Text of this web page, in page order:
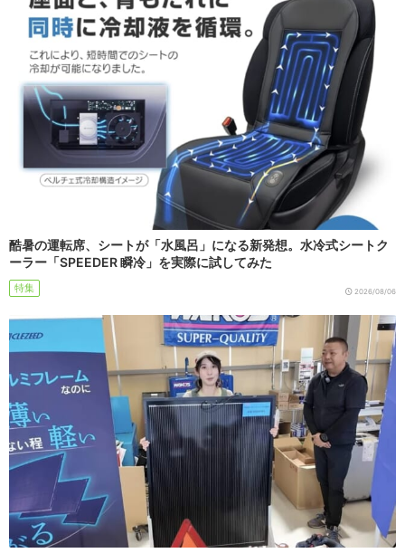
酷暑の運転席、シートが「水風呂」になる新発想。水冷式シートク
ーラー「SPEEDER 瞬冷」を実際に試してみた
特集 2026/08/06